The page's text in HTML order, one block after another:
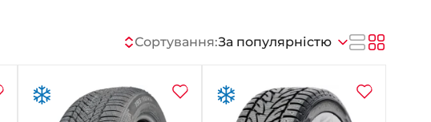
+38 (095) 276-44-44
+38 (067) 911-14-14
- на Щепкіна
Сортування:За популярністю